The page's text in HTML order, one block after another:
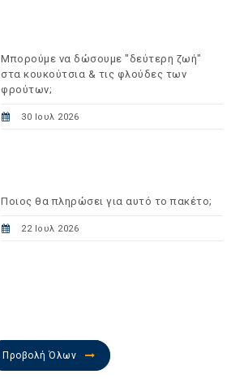
Μπορούμε να δώσουμε "δεύτερη ζωή"
στα κουκούτσια & τις φλούδες των
φρούτων;
30 Ιουλ 2026
Ποιος θα πληρώσει για αυτό το πακέτο;
22 Ιουλ 2026
Προβολή Όλων